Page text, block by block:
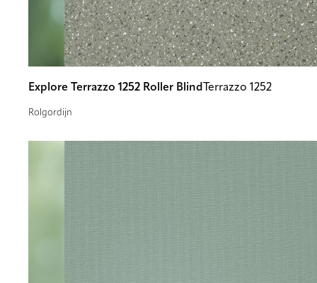
Explore Terrazzo 1252 Roller Blind Terrazzo 1252
Rolgordijn